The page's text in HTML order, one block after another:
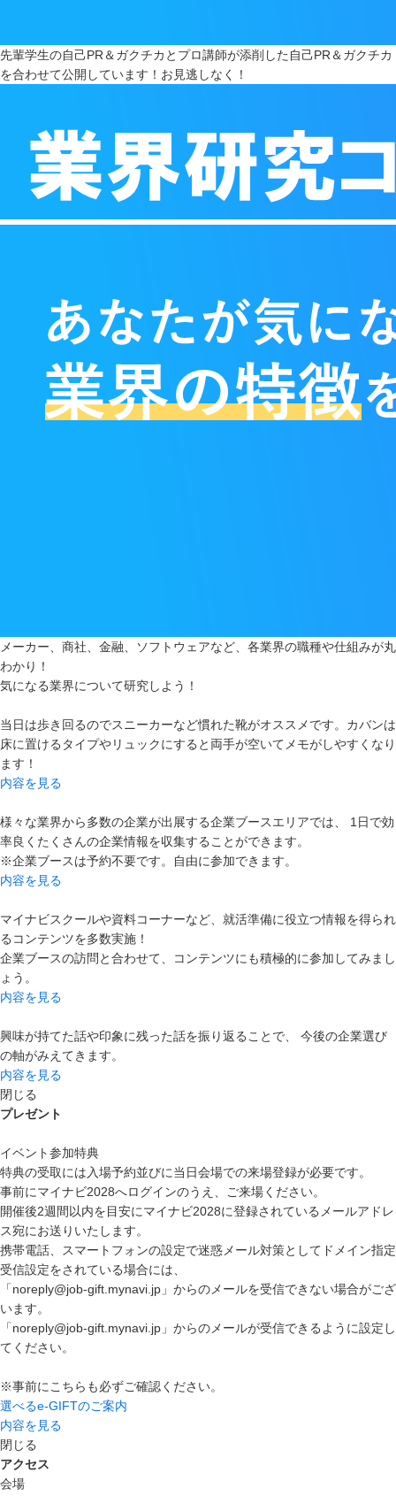
先輩学生の自己PR＆ガクチカとプロ講師が添削した自己PR＆ガクチカ
を合わせて公開しています！お見逃しなく！
メーカー、商社、金融、ソフトウェアなど、各業界の職種や仕組みが丸
わかり！
気になる業界について研究しよう！
当日は歩き回るのでスニーカーなど慣れた靴がオススメです。カバンは
床に置けるタイプやリュックにすると両手が空いてメモがしやすくなり
ます！
内容を見る
様々な業界から多数の企業が出展する企業ブースエリアでは、 1日で効
率良くたくさんの企業情報を収集することができます。
※企業ブースは予約不要です。自由に参加できます。
内容を見る
マイナビスクールや資料コーナーなど、就活準備に役立つ情報を得られ
るコンテンツを多数実施！
企業ブースの訪問と合わせて、コンテンツにも積極的に参加してみまし
ょう。
内容を見る
興味が持てた話や印象に残った話を振り返ることで、 今後の企業選び
の軸がみえてきます。
内容を見る
閉じる
プレゼント
イベント参加特典
特典の受取には入場予約並びに当日会場での来場登録が必要です。
事前にマイナビ2028へログインのうえ、ご来場ください。
開催後2週間以内を目安にマイナビ2028に登録されているメールアドレ
ス宛にお送りいたします。
携帯電話、スマートフォンの設定で迷惑メール対策としてドメイン指定
受信設定をされている場合には、
「noreply@job-gift.mynavi.jp」からのメールを受信できない場合がござ
います。
「noreply@job-gift.mynavi.jp」からのメールが受信できるように設定し
てください。
※事前にこちらも必ずご確認ください。
選べるe-GIFTのご案内
内容を見る
閉じる
アクセス
会場